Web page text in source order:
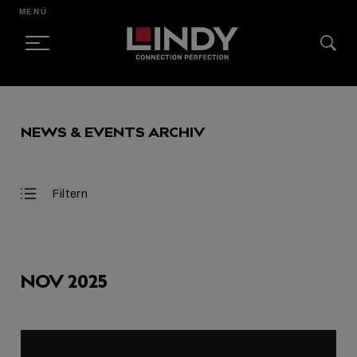
CONTENT
MENÜ
NEWS & EVENTS ARCHIV
Filter
Filter
Filtern
AUSGEWÄHLT
NOV 2025